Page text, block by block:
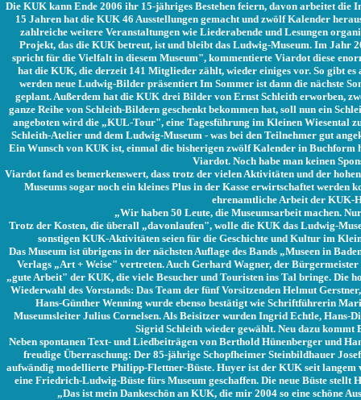
Die KUK kann Ende 2006 ihr 15-jähriges Bestehen feiern, davon arbeitet die
15 Jahren hat die KUK 46 Ausstellungen gemacht und zwölf Kalender
zahlreiche weitere Veranstaltungen wie Liederabende und Lesungen
Projekt, das die KUK betreut, ist und bleibt das Ludwig-Museum. Im Jahr
spricht für die Vielfalt in diesem Museum", kommentierte Viardot diese
hat die KUK, die derzeit 141 Mitglieder zählt, wieder einiges vor. So gibt
werden neue Ludwig-Bilder präsentiert Im Sommer ist dann die nächste
geplant. Außerdem hat die KUK drei Bilder von Ernst Schleith erworben,
ganze Reihe von Schleith-Bildern geschenkt bekommen hat, soll nun ein
angeboten wird die „KUL-Tour", eine Tagesführung im Kleinen Wiesental
Schleith-Atelier und dem Ludwig-Museum - was bei den Teilnehmer gut
Ein Wunsch von KUK ist, einmal die bisherigen zwölf Kalender in Buchform
Viardot. Noch habe man keinen
Viardot fand es bemerkenswert, dass trotz der vielen Aktivitäten und der
Museums sogar noch ein kleines Plus in der Kasse erwirtschaftet werden
ehrenamtliche Arbeit der KUK-
„Wir haben 50 Leute, die Museumsarbeit machen.
Trotz der Kosten, die überall „davonlaufen", wolle die KUK das Ludwig-
sonstigen KUK-Aktivitäten seien für die Geschichte und Kultur im
Das Museum ist übrigens in der nächsten Auflage des Bands „Museen in
Verlags „Art + Weise" vertreten. Auch Gerhard Wagner, der
„gute Arbeit" der KUK, die viele Besucher und Touristen ins Tal bringe. Die
Wiederwahl des Vorstands: Das Team der fünf Vorsitzenden Helmut
Hans-Günther Wenning wurde ebenso bestätigt wie Schriftführerin
Museumsleiter Julius Cornelsen. Als Beisitzer wurden Ingrid Echtle, Hans-
Sigrid Schleith wieder gewählt. Neu dazu kommt
Neben spontanen Text- und Liedbeiträgen von Berthold Hünenberger und
freudige Überraschung: Der 85-jährige Schopfheimer Steinbildhauer
aufwändig modellierte Philipp-Flettner-Büste. Huyer ist der KUK seit langem
eine Friedrich-Ludwig-Büste fürs Museum geschaffen. Die neue Büste
„Das ist mein Dankeschön an KUK, die mir 2004 so eine schöne